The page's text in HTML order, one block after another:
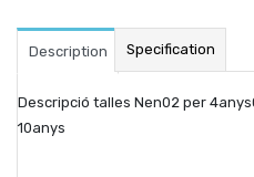
Description Specification
Descripció talles Nen02 per
10anys